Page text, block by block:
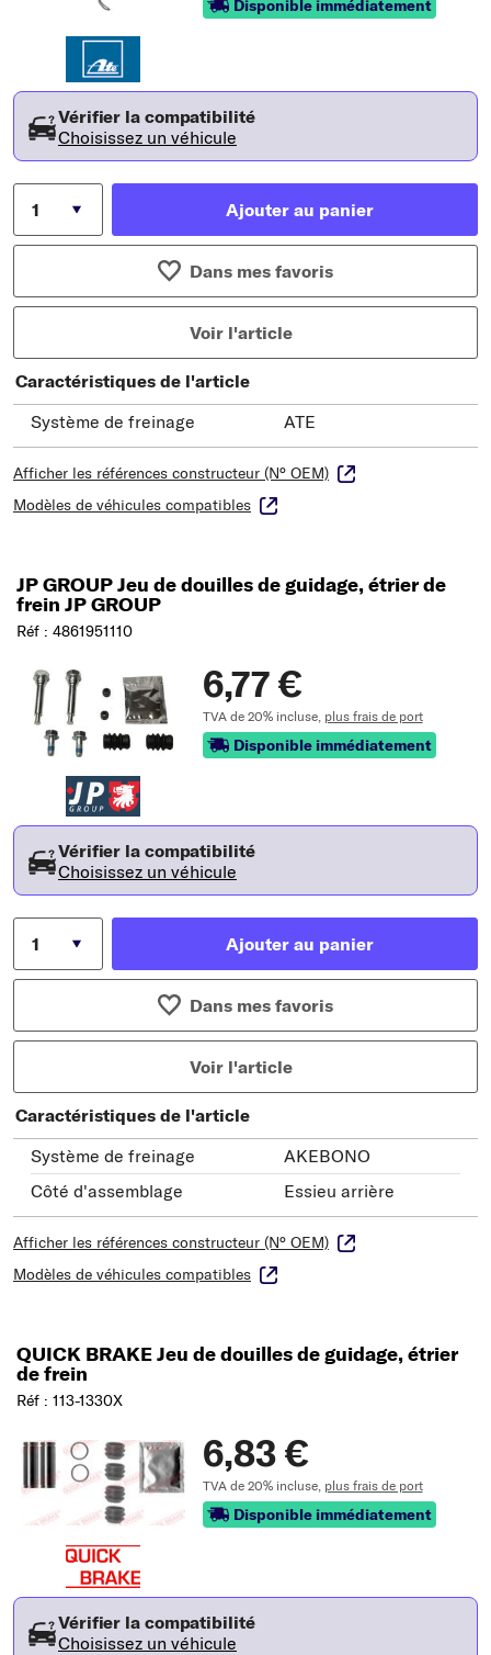
Disponible immédiatement
Vérifier la compatibilité
Choisissez un véhicule
Ajouter au panier
Dans mes favoris
Voir l'article
Caractéristiques de l'article
Système de freinage
ATE
Afficher les références constructeur (N° OEM)
Modèles de véhicules compatibles
JP GROUP Jeu de douilles de guidage, étrier de
frein JP GROUP
Réf : 4861951110
6,77 €
TVA de 20% incluse, plus frais de port
Disponible immédiatement
Vérifier la compatibilité
Choisissez un véhicule
Ajouter au panier
Dans mes favoris
Voir l'article
Caractéristiques de l'article
Système de freinage
AKEBONO
Côté d'assemblage
Essieu arrière
Afficher les références constructeur (N° OEM)
Modèles de véhicules compatibles
QUICK BRAKE Jeu de douilles de guidage, étrier
de frein
Réf : 113-1330X
6,83 €
TVA de 20% incluse, plus frais de port
Disponible immédiatement
Vérifier la compatibilité
Choisissez un véhicule